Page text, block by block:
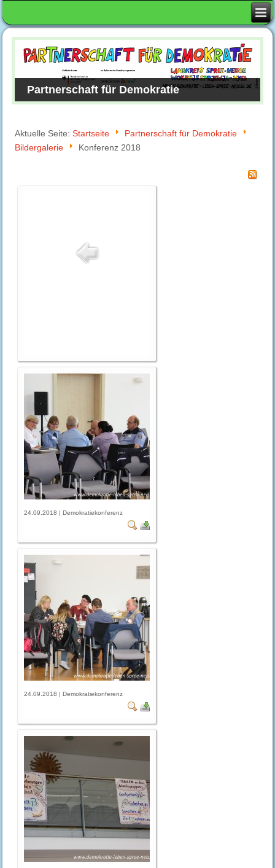
Partnerschaft für Demokratie
Aktuelle Seite:Startseite
Partnerschaft für Demokratie
Bildergalerie
Konferenz 2018
24.09.2018 | Demokratiekonferenz
24.09.2018 | Demokratiekonferenz